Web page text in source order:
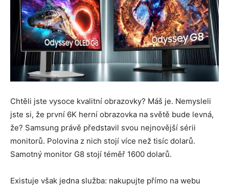
Chtěli jste vysoce kvalitní obrazovky? Máš je. Nemysleli
jste si, že první 6K herní obrazovka na světě bude levná,
že? Samsung právě představil svou nejnovější sérii
monitorů. Polovina z nich stojí více než tisíc dolarů.
Samotný monitor G8 stojí téměř 1600 dolarů.
Existuje však jedna služba: nakupujte přímo na webu